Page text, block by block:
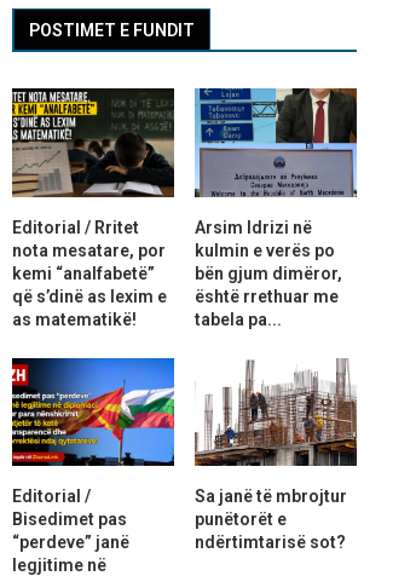
POSTIMET E FUNDIT
Editorial / Rritet
nota mesatare, por
kemi “analfabetë”
që s’dinë as lexim e
as matematikë!
Arsim Idrizi në
kulmin e verës po
bën gjum dimëror,
është rrethuar me
tabela pa...
Editorial /
Bisedimet pas
“perdeve” janë
legjitime në
Sa janë të mbrojtur
punëtorët e
ndërtimtarisë sot?